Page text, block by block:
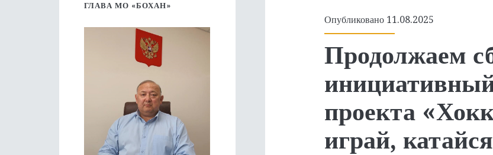
Опубликовано 11.08.2025
Продолжаем
проекта
играй,
боковая
ГЛАВА МО «БОХАН»